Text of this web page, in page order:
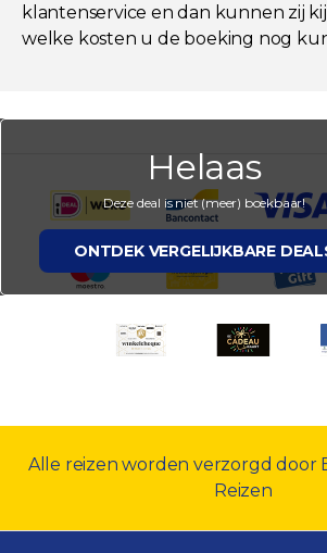
klantenservice en dan kunnen zij
welke kosten u de boeking nog
Helaas
Deze deal is niet (meer) boekbaar!
ONTDEK VERGELIJKBARE
Alle reizen worden verzorgd door
Reizen